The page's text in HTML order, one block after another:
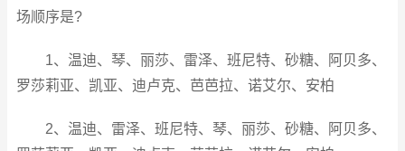
场顺序是?
1、温迪、琴、丽莎、雷泽、班尼特、砂糖、阿贝多、
罗莎莉亚、凯亚、迪卢克、芭芭拉、诺艾尔、安柏
2、温迪、雷泽、班尼特、琴、丽莎、砂糖、阿贝多、